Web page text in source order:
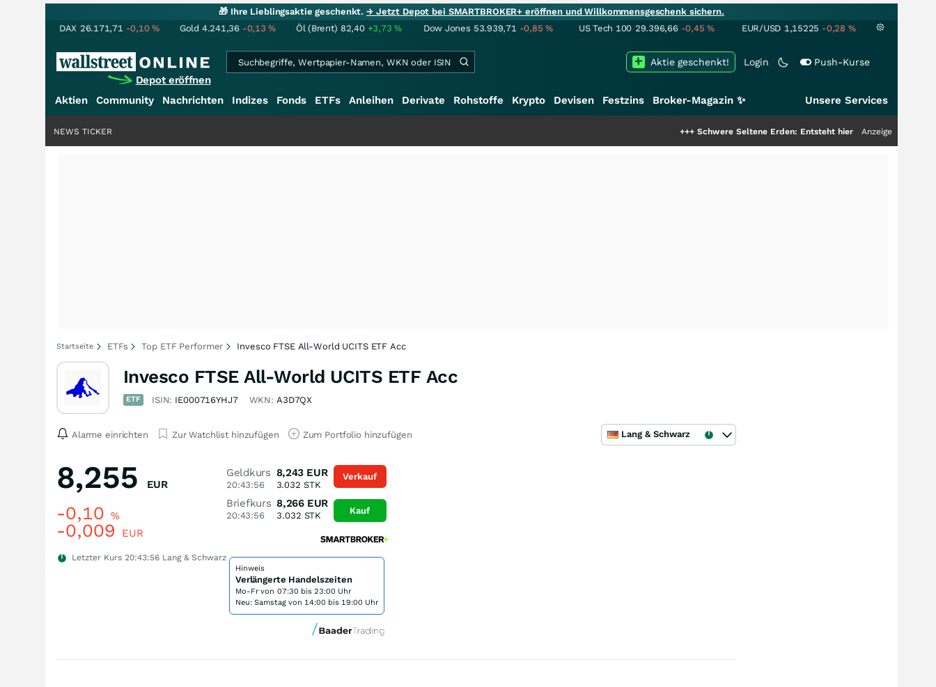
🎁 Ihre Lieblingsaktie geschenkt.→ Jetzt Depot bei SMARTBROKER+ eröffnen und Willkommensgeschenk sichern.
DAX 26.171,71 -0,10% Gold 4.241,36 -0,13% Öl (Brent) 82,40 +3,73% Dow Jones 53.939,71 -0,85% US Tech 100 29.396,66 -0,45% EUR/USD 1,15225 -0,28 %
Depot eröffnen
Login Push-Kurse
Aktie geschenkt!
Aktien Community Nachrichten Indizes Fonds ETFs Anleihen Derivate Rohstoffe Krypto Devisen Festzins Broker-Magazin ✨ Unsere Services
Schwere Seltene Erden: Entsteht hier die nächste Milliardenstory?
Anzeige
NEWS TICKER
Startseite ETFs Top ETF Performer Invesco FTSE All-World UCITS ETF Acc
Invesco FTSE All-World UCITS ETF Acc
ETF ISIN: IE000716YHJ7 WKN: A3D7QX
Alarme einrichten Zur Watchlist hinzufügen Zum Portfolio hinzufügen Lang & Schwarz
8,255 EUR
-0,10 %
-0,009 EUR
Letzter Kurs 20:43:56 Lang & Schwarz
Geldkurs
20:43:56
8,243 EUR
3.032 STK
Briefkurs
20:43:56
8,266 EUR
3.032 STK
Verkauf
Kauf
Hinweis
Verlängerte Handelszeiten
Mo-Fr von 07:30 bis 23:00 Uhr
Neu: Samstag von 14:00 bis 19:00 Uhr